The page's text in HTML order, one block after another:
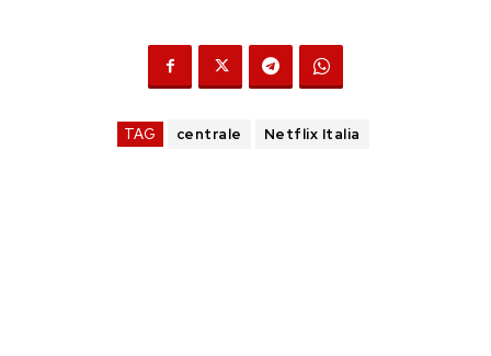
TAG centrale Netflix Italia